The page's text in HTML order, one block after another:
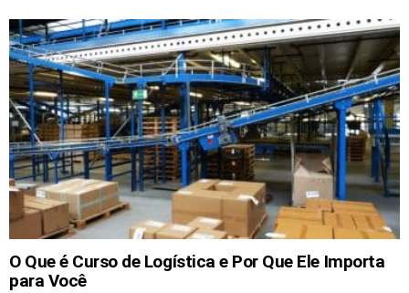
O Que é Curso de Logística e Por Que Ele Importa
para Você